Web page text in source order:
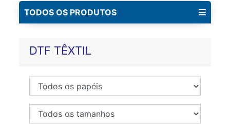
TODOS OS PRODUTOS
DTF TÊXTIL